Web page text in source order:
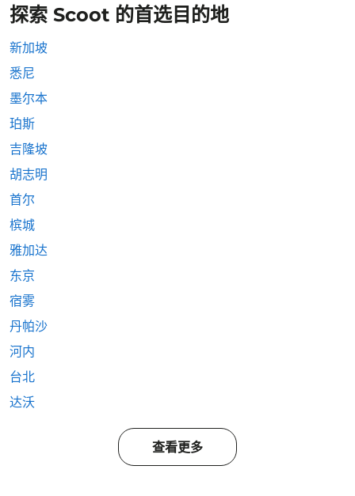
探索 Scoot 的首选目的地
新加坡
悉尼
墨尔本
珀斯
吉隆坡
胡志明
首尔
槟城
雅加达
东京
宿雾
丹帕沙
河内
台北
达沃
查看更多